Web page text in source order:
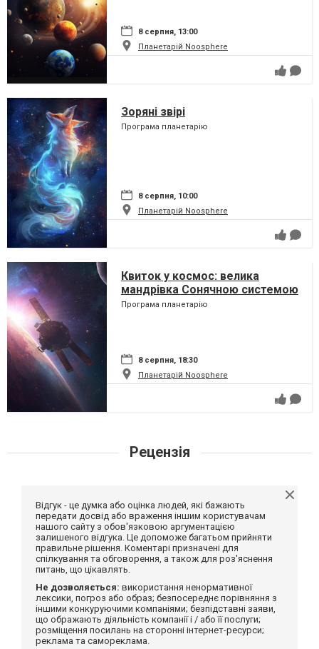
8 серпня, 13:00
Планетарій Noosphere
Зоряні звірі
Програма планетарію
8 серпня, 10:00
Планетарій Noosphere
Квиток у космос: велика
мандрівка Сонячною системою
Програма планетарію
8 серпня, 18:30
Планетарій Noosphere
Рецензія
Відгук - це думка або оцінка людей, які бажають
передати досвід або враження іншим користувачам
нашого сайту з обов'язковою аргументацією
залишеного відгука. Це допоможе багатьом прийняти
правильне рішення. Коментарі призначені для
спілкування та обговорення, а також для роз'яснення
питань, що цікавлять.
Не дозволяється: використання ненормативної
лексики, погроз або образ; безпосереднє порівняння з
іншими конкуруючими компаніями; безпідставні заяви,
що ображають діяльність компанії і / або її послуги;
розміщення посилань на сторонні інтернет-ресурси;
реклама та самореклама.